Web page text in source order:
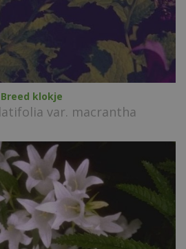
Breed klokje
var. macrantha